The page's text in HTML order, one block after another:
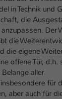
in Technik und
die
Der
die
die eigene
offene Tür, d.h.
aller
für
aber auch für